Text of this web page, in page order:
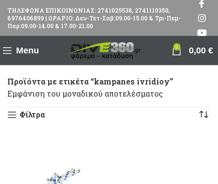
ΤΗΛΕΦΩΝΑ ΕΠΙΚΟΙΝΩΝΙΑΣ: 2741025538, 2741110350,
6976406899 | ΩΡΑΡΙΟ: Δευ-Τετ-Σαβ:09.00-15.00 & Τρι-Πεμ-
Παρ:09.00-14.00 & 17.00-21.00
Menu 0 0,00 €
Προϊόντα με ετικέτα “kampanes ivridioy”
Εμφάνιση του μοναδικού αποτελέσματος
Φίλτρα